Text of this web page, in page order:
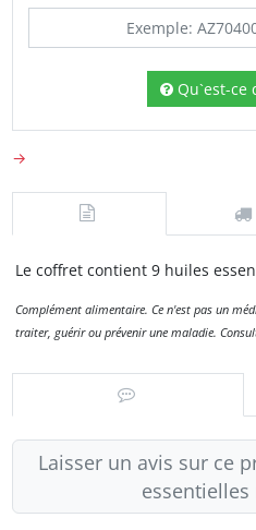
Qu`est-ce
→
Le coffret contient 9 huiles
Complément alimentaire. Ce n'est pas un
traiter, guérir ou prévenir une maladie.
Laisser un avis sur ce